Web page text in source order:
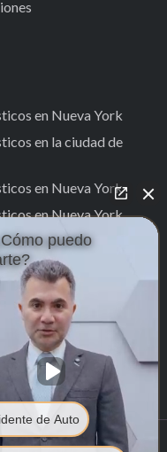
en Nueva York
en la ciudad de
en Nueva York
en Nueva York
en Nueva York.
Nueva York
de peatones
puedo
de Auto